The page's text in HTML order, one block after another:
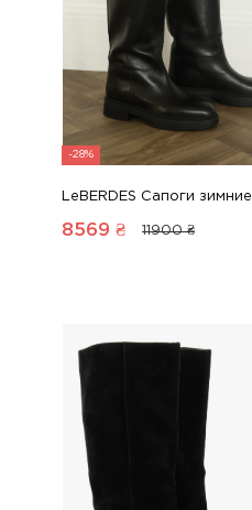
-28%
LeBERDES Сапоги зимние
8569 ₴ 11900 ₴